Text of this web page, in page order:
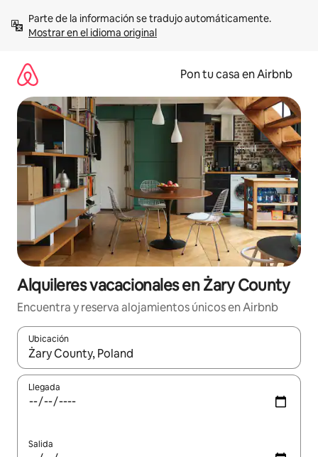
contenidoMostrar en el idioma original
Pon tu casa en Airbnb
Alquileres vacacionales en Żary County
Encuentra y reserva alojamientos únicos en Airbnb
Ubicación
Cuando los resultados estén disponibles, navega con las
Llegada
Salida